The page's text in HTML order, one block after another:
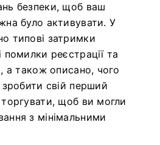
безпеки, щоб ваш
було активувати. У
типові затримки
помилки реєстрації та
а також описано, чого
свій перший
щоб ви могли
з мінімальними